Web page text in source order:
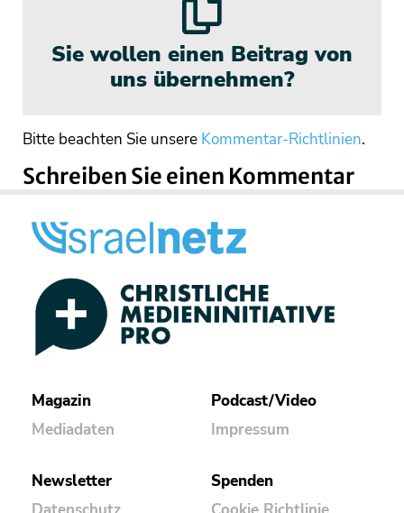
Sie wollen einen Beitrag von
uns übernehmen?
Bitte beachten Sie unsere Kommentar-Richtlinien.
Schreiben Sie einen Kommentar
Magazin
Mediadaten
Podcast/Video
Impressum
Newsletter
Spenden